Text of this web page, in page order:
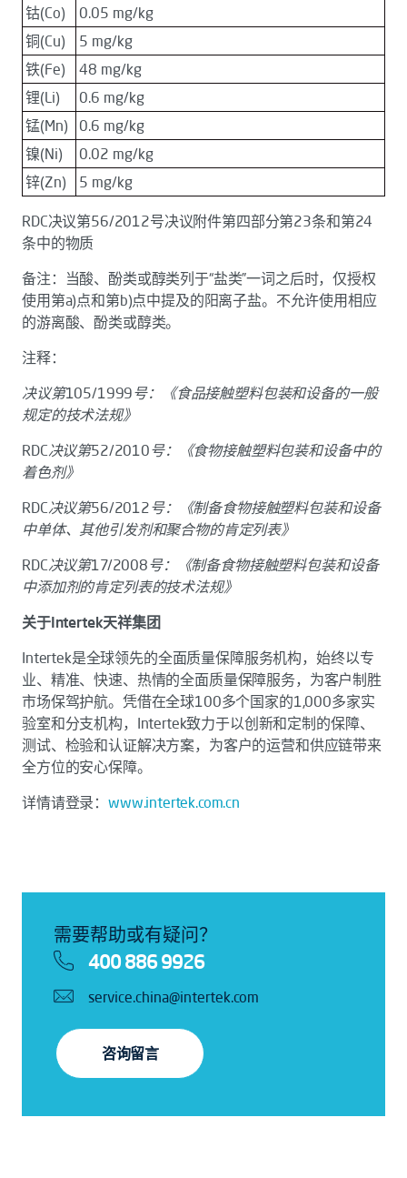
钴(Co)
0.05 mg/kg
铜(Cu)
5 mg/kg
铁(Fe)
48 mg/kg
锂(Li)
0.6 mg/kg
锰(Mn)
0.6 mg/kg
镍(Ni)
0.02 mg/kg
锌(Zn)
5 mg/kg
RDC决议第56/2012号决议附件第四部分第23条和第24
条中的物质
备注：当酸、酚类或醇类列于“盐类”一词之后时，仅授权
使用第a)点和第b)点中提及的阳离子盐。不允许使用相应
的游离酸、酚类或醇类。
注释：
决议第105/1999号：《食品接触塑料包装和设备的一般
规定的技术法规》
RDC决议第52/2010号：《食物接触塑料包装和设备中的
着色剂》
RDC决议第56/2012号：《制备食物接触塑料包装和设备
中单体、其他引发剂和聚合物的肯定列表》
RDC决议第17/2008号：《制备食物接触塑料包装和设备
中添加剂的肯定列表的技术法规》
关于Intertek天祥集团
Intertek是全球领先的全面质量保障服务机构，始终以专
业、精准、快速、热情的全面质量保障服务，为客户制胜
市场保驾护航。凭借在全球100多个国家的1,000多家实
验室和分支机构，Intertek致力于以创新和定制的保障、
测试、检验和认证解决方案，为客户的运营和供应链带来
全方位的安心保障。
详情请登录：www.intertek.com.cn
需要帮助或有疑问？
400 886 9926
service.china@intertek.com
咨询留言